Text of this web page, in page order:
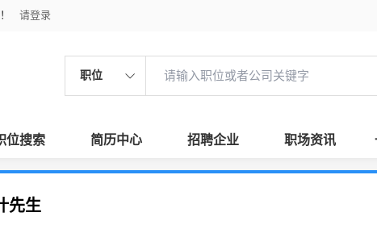
请登录
职位
位搜索 简历中心 招聘企业 职场资讯
先生